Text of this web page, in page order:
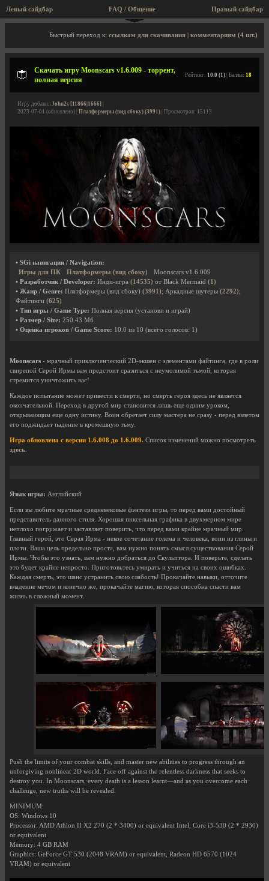
Левый сайдбар Правый сайдбар
FAQ / Общение
Описание игры, торрент, скриншоты, видео
Быстрый переход к: ссылкам для скачивания комментариям (4 шт.)
Скачать игру Moonscars v1.6.009 - торрент,
полная версия
Рейтинг: 10.0 (1) | Баллы: 18
Игру добавил John2s [11866|1666]
2023-07-01 (обновлено) | Платформеры (вид сбоку) (3991) | Просмотров: 15113
• SGi навигация / Navigation:
Игры для ПК
Платформеры (вид сбоку)
Moonscars v1.6.009
• Разработчик / Developer: Инди-игра (14535) от Black Mermaid (1)
• Жанр / Genre: Платформеры (вид сбоку) (3991); Аркадные шутеры (2292);
Файтинги (625)
• Тип игры / Game Type: Полная версия (установи и играй)
• Размер / Size: 250.43 Мб.
• Оценка игроков / Game Score: 10.0 из 10 (всего голосов: 1)
Moonscars - мрачный приключенческий 2D-экшен с элементами файтинга, где в роли
свирепой Серой Ирмы вам предстоит сразиться с неумолимой тьмой, которая
стремится уничтожить вас!
Каждое испытание может привести к смерти, но смерть героя здесь не является
окончательной. Переход в другой мир становится лишь еще одним уроком,
открывающим еще одну истину. Воин обретает силу мастера не сразу - перед взлетом
его поджидает падение в кромешную тьму.
Игра обновлена с версии 1.6.008 до 1.6.009. Список изменений можно посмотреть
здесь.
Язык игры: Английский
Если вы любите мрачные средневековые фэнтези игры, то перед вами достойный
представитель данного стиля. Хорошая пиксельная графика в двухмерном мире
неплохо погружает и заставляет поверить, что перед вами крайне мрачный мир.
Главный герой, это Серая Ирма - некое сочетание голема и человека, воин из глины и
плоти. Ваша цель предельно проста, вам нужно понять смысл существования Серой
Ирмы. Чтобы это узнать, вам нужно добраться до Скульптора. И поверьте, сделать
это будет крайне непросто. Приготовьтесь умирать и учиться на своих ошибках.
Каждая смерть, это шанс устранить свою слабость! Прокачайте навыки, отточите
владение мечом и конечно же, прокачайте магию, которая способна спасти вам
жизнь в сложный момент.
Push the limits of your combat skills, and master new abilities to progress through an
unforgiving nonlinear 2D world. Face off against the relentless darkness that seeks to
destroy you. In Moonscars, every death is a lesson learnt—and as you overcome each
challenge, new truths will be revealed.
MINIMUM:
OS: Windows 10
Processor: AMD Athlon II X2 270 (2 * 3400) or equivalent Intel, Core i3-530 (2 * 2930)
or equivalent
Memory: 4 GB RAM
Graphics: GeForce GT 530 (2048 VRAM) or equivalent, Radeon HD 6570 (1024
VRAM) or equivalent